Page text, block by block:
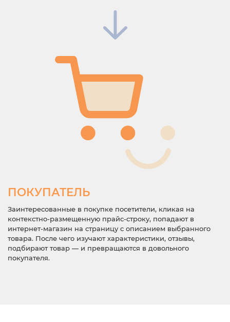
ПОКУПАТЕЛЬ
Заинтересованные в покупке посетители, кликая на
контекстно-размещенную прайс-строку, попадают в
интернет-магазин на страницу с описанием выбранного
товара. После чего изучают характеристики, отзывы,
подбирают товар — и превращаются в довольного
покупателя.